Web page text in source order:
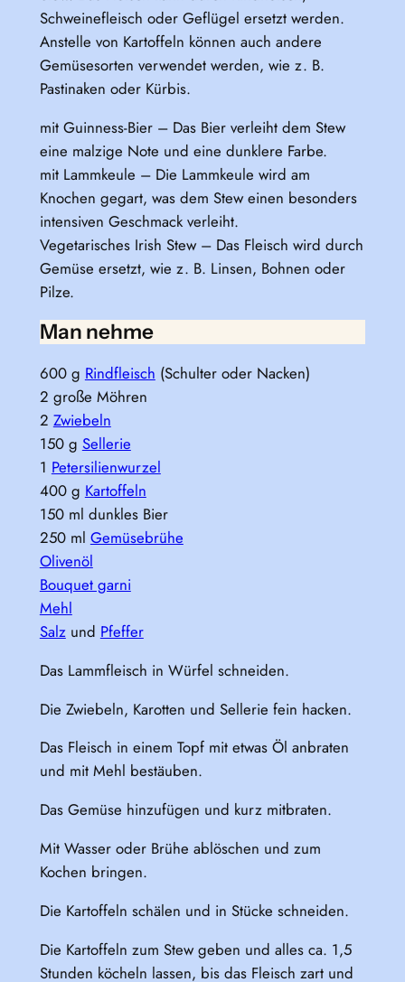
Schweinefleisch oder Geflügel ersetzt werden.
Anstelle von Kartoffeln können auch andere
Gemüsesorten verwendet werden, wie z. B.
Pastinaken oder Kürbis.
mit Guinness-Bier – Das Bier verleiht dem Stew
eine malzige Note und eine dunklere Farbe.
mit Lammkeule – Die Lammkeule wird am
Knochen gegart, was dem Stew einen besonders
intensiven Geschmack verleiht.
Vegetarisches Irish Stew – Das Fleisch wird durch
Gemüse ersetzt, wie z. B. Linsen, Bohnen oder
Pilze.
Man nehme
600 g Rindfleisch (Schulter oder Nacken)
2 große Möhren
2 Zwiebeln
150 g Sellerie
1 Petersilienwurzel
400 g Kartoffeln
150 ml dunkles Bier
250 ml Gemüsebrühe
Olivenöl
Bouquet garni
Mehl
Salzund Pfeffer
Das Lammfleisch in Würfel schneiden.
Die Zwiebeln, Karotten und Sellerie fein hacken.
Das Fleisch in einem Topf mit etwas Öl anbraten
und mit Mehl bestäuben.
Das Gemüse hinzufügen und kurz mitbraten.
Mit Wasser oder Brühe ablöschen und zum
Kochen bringen.
Die Kartoffeln schälen und in Stücke schneiden.
Die Kartoffeln zum Stew geben und alles ca. 1,5
Stunden köcheln lassen, bis das Fleisch zart und